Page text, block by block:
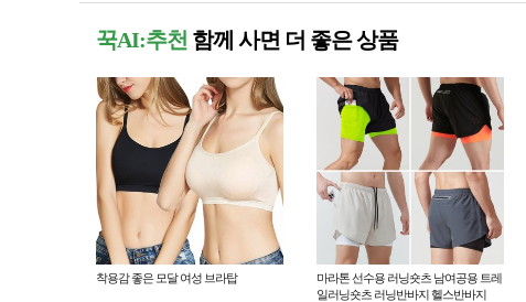
꾹AI:추천 함께 사면 더 좋은 상품
착용감 좋은 모달 여성 브라탑
마라톤 선수용 러닝숏츠 남여공용 트레
일러닝숏츠 러닝반바지 헬스반바지